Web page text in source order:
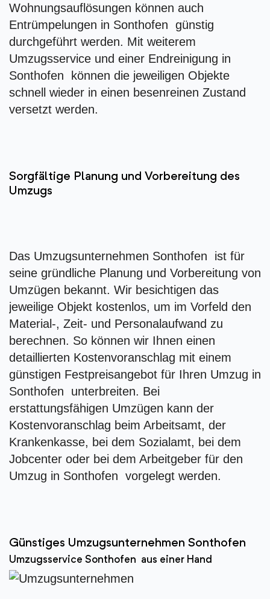
Wohnungsauflösungen können auch
Entrümpelungen in Sonthofen günstig
durchgeführt werden. Mit weiterem
Umzugsservice und einer Endreinigung in
Sonthofen können die jeweiligen Objekte
schnell wieder in einen besenreinen Zustand
versetzt werden.
Sorgfältige Planung und Vorbereitung des
Umzugs
Das Umzugsunternehmen Sonthofen ist für
seine gründliche Planung und Vorbereitung von
Umzügen bekannt. Wir besichtigen das
jeweilige Objekt kostenlos, um im Vorfeld den
Material-, Zeit- und Personalaufwand zu
berechnen. So können wir Ihnen einen
detaillierten Kostenvoranschlag mit einem
günstigen Festpreisangebot für Ihren Umzug in
Sonthofen unterbreiten. Bei
erstattungsfähigen Umzügen kann der
Kostenvoranschlag beim Arbeitsamt, der
Krankenkasse, bei dem Sozialamt, bei dem
Jobcenter oder bei dem Arbeitgeber für den
Umzug in Sonthofen vorgelegt werden.
Günstiges Umzugsunternehmen Sonthofen
Umzugsservice Sonthofen aus einer Hand